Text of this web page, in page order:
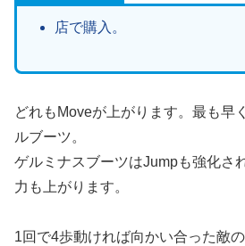
店で購入。
どれもMoveが上がります。最も早
ルブーツ。
ゲルミナスブーツはJumpも強化さ
力も上がります。
1回で4歩動ければ向かい合った敵